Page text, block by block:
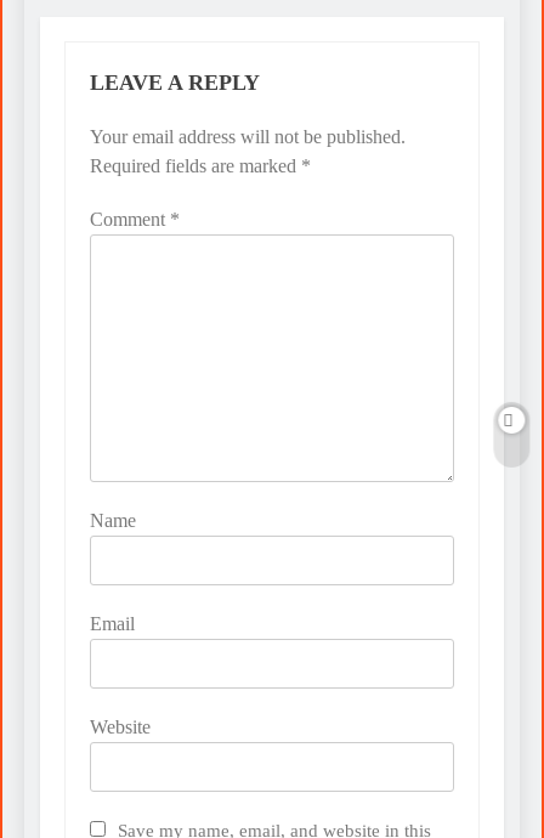
LEAVE A REPLY
Your email address will not be published.
Required fields are marked *
Comment *
Name
Email
Website
Save my name, email, and website in this